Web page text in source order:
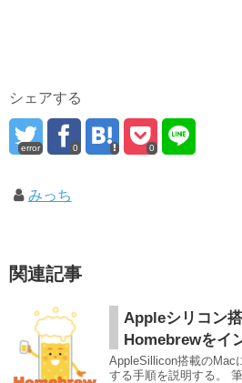
シェアする
error 0 0
みっち
関連記事
Appleシリコン
Homebrewをイ
AppleSillicon搭載のMac
する手順を説明する。